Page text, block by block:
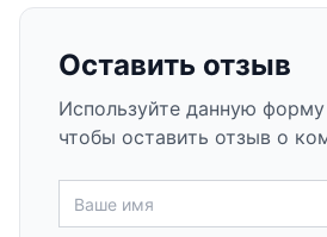
Оставить отзыв
Используйте данную форму
чтобы оставить отзыв о